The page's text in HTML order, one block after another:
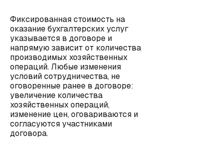
Фиксированная стоимость на
оказание бухгалтерских услуг
указывается в договоре и
напрямую зависит от количества
производимых хозяйственных
операций. Любые изменения
условий сотрудничества, не
оговоренные ранее в договоре:
увеличение количества
хозяйственных операций,
изменение цен, оговариваются и
согласуются участниками
договора.